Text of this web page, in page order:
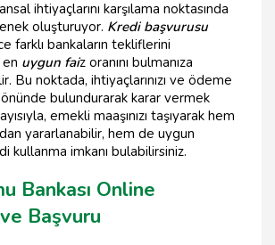
ihtiyaçlarını karşılama noktasında
oluşturuyor. Kredi başvurusu
farklı bankaların tekliflerini
en uygun faiz oranını bulmanıza
Bu noktada, ihtiyaçlarınızı ve ödeme
bulundurarak karar vermek
emekli maaşınızı taşıyarak hem
yararlanabilir, hem de uygun
kullanma imkanı bulabilirsiniz.
Bankası Online
Başvuru